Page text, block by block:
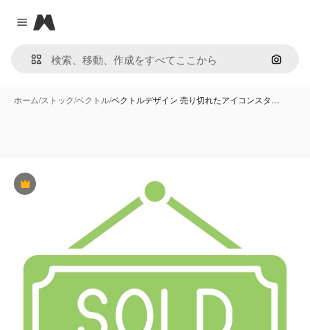
Close menu
Magnific
画像で
ホーム/ストック/ベクトル/ベクトルデザイン 売り切れたアイコンスタ…
Premium